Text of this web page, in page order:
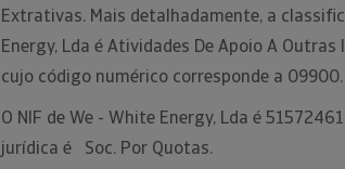
Extrativas. Mais detalhadamente, a
Energy, Lda é Atividades De Apoio A
cujo código numérico corresponde a 09900.
O NIF de We - White Energy, Lda é
jurídica é Soc. Por Quotas.